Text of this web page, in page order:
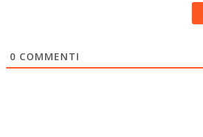
0 COMMENTI